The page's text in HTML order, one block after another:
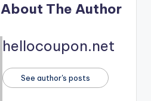
About The Author
hellocoupon.net
See author's posts